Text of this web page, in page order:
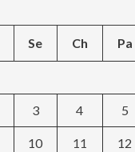
Se Ch Pa
3 4 5
10 11 12